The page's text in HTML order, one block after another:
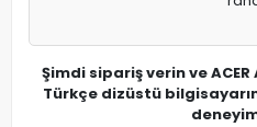
Şimdi sipariş verin ve ACER
Türkçe dizüstü